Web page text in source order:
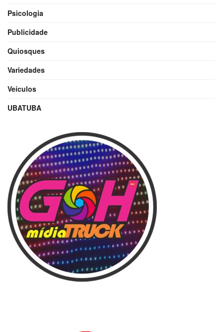
Psicologia
Publicidade
Quiosques
Variedades
Veículos
UBATUBA